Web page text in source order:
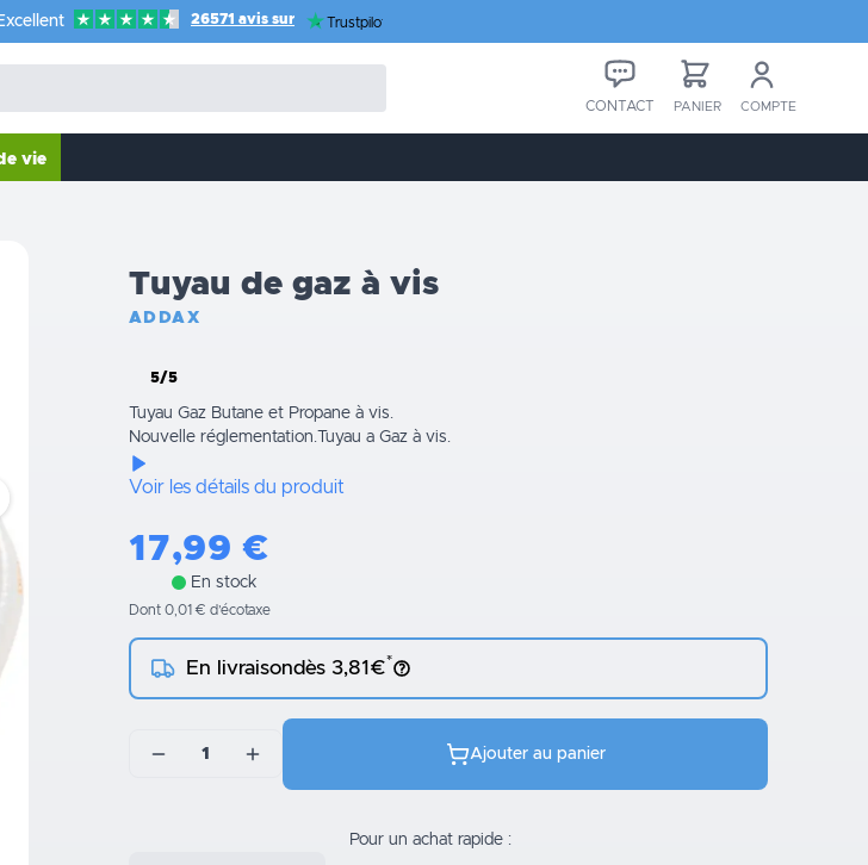
26571 avis sur Trustpilot
CONTACT PANIER COMPTE
vie
Tuyau de gaz à vis
ADDAX
5/5
Tuyau Gaz Butane et Propane à vis.
Nouvelle réglementation.Tuyau a Gaz à vis.
Voir les détails du produit
17,99 €
En stock
Dont 0,01 € d’écotaxe
En livraisondès 3,81€*
1 Ajouter au panier
Pour un achat rapide :